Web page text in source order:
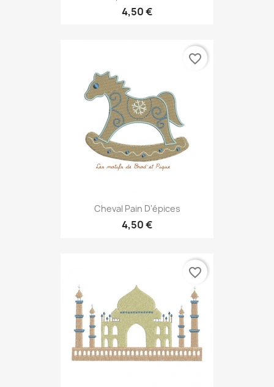
4,50 €
Cheval Pain D'épices
4,50 €
favorite_border
favorite_border